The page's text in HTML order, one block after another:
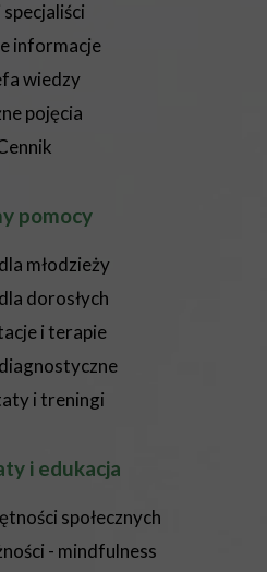
i edukacja
pomocy
społecznych
- mindfulness
specjaliści
informacje
wiedzy
pojęcia
młodzieży
dorosłych
i terapie
i treningi